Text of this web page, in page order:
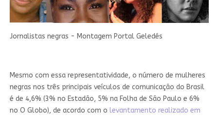
Jornalistas negras - Montagem Portal Geledés
Mesmo com essa representatividade, o número de mulheres
negras nos três principais veículos de comunicação do Brasil
é de 4,6% (3% no Estadão, 5% na Folha de São Paulo e 6%
no O Globo), de acordo com o levantamento realizado em